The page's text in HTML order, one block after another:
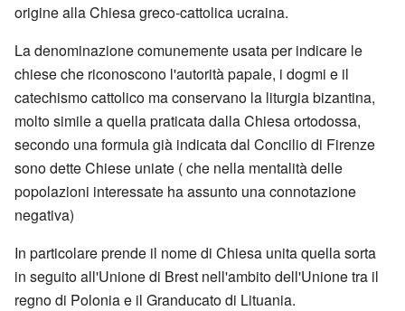
origine alla Chiesa greco-cattolica ucraina.
La denominazione comunemente usata per indicare le
chiese che riconoscono l'autorità papale, i dogmi e il
catechismo cattolico ma conservano la liturgia bizantina,
molto simile a quella praticata dalla Chiesa ortodossa,
secondo una formula già indicata dal Concilio di Firenze
sono dette Chiese uniate ( che nella mentalità delle
popolazioni interessate ha assunto una connotazione
negativa)
In particolare prende il nome di Chiesa unita quella sorta
in seguito all'Unione di Brest nell'ambito dell'Unione tra il
regno di Polonia e il Granducato di Lituania.